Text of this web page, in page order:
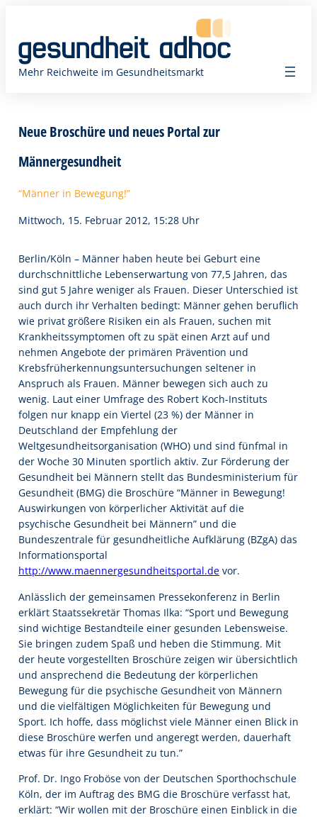
springen
Mehr Reichweite im Gesundheitsmarkt
Neue Broschüre und neues Portal zur
Männergesundheit
“Männer in Bewegung!”
Mittwoch, 15. Februar 2012, 15:28 Uhr
Berlin/Köln – Männer haben heute bei Geburt eine
durchschnittliche Lebenserwartung von 77,5 Jahren, das
sind gut 5 Jahre weniger als Frauen. Dieser Unterschied ist
auch durch ihr Verhalten bedingt: Männer gehen beruflich
wie privat größere Risiken ein als Frauen, suchen mit
Krankheitssymptomen oft zu spät einen Arzt auf und
nehmen Angebote der primären Prävention und
Krebsfrüherkennungsuntersuchungen seltener in
Anspruch als Frauen. Männer bewegen sich auch zu
wenig. Laut einer Umfrage des Robert Koch-Instituts
folgen nur knapp ein Viertel (23 %) der Männer in
Deutschland der Empfehlung der
Weltgesundheitsorganisation (WHO) und sind fünfmal in
der Woche 30 Minuten sportlich aktiv. Zur Förderung der
Gesundheit bei Männern stellt das Bundesministerium für
Gesundheit (BMG) die Broschüre “Männer in Bewegung!
Auswirkungen von körperlicher Aktivität auf die
psychische Gesundheit bei Männern” und die
Bundeszentrale für gesundheitliche Aufklärung (BZgA) das
Informationsportal
http://www.maennergesundheitsportal.de vor.
Anlässlich der gemeinsamen Pressekonferenz in Berlin
erklärt Staatssekretär Thomas Ilka: “Sport und Bewegung
sind wichtige Bestandteile einer gesunden Lebensweise.
Sie bringen zudem Spaß und heben die Stimmung. Mit
der heute vorgestellten Broschüre zeigen wir übersichtlich
und ansprechend die Bedeutung der körperlichen
Bewegung für die psychische Gesundheit von Männern
und die vielfältigen Möglichkeiten für Bewegung und
Sport. Ich hoffe, dass möglichst viele Männer einen Blick in
diese Broschüre werfen und angeregt werden, dauerhaft
etwas für ihre Gesundheit zu tun.”
Prof. Dr. Ingo Froböse von der Deutschen Sporthochschule
Köln, der im Auftrag des BMG die Broschüre verfasst hat,
erklärt: “Wir wollen mit der Broschüre einen Einblick in die